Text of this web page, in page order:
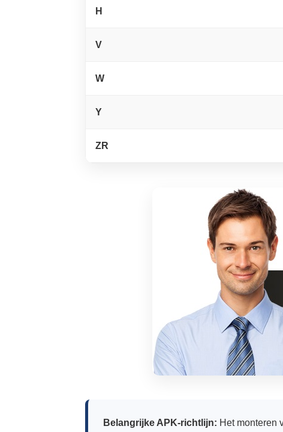
H
V
W
Y
ZR
Belangrijke APK-richtlijn: Het monteren